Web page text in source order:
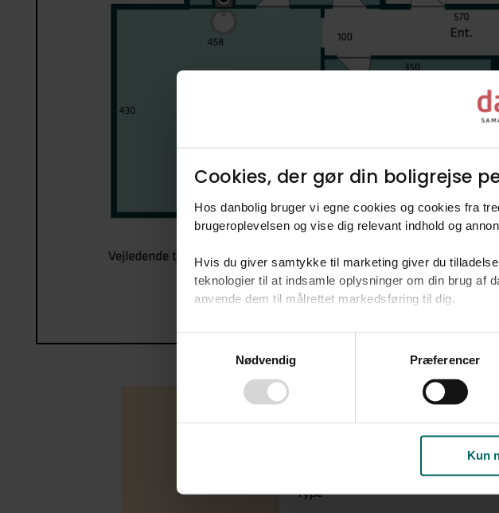
Cookies, der gør din boligrejse
Hos danbolig bruger vi egne cookies og cookies fra
brugeroplevelsen og vise dig relevant indhold og
Hvis du giver samtykke til marketing giver du
teknologier til at indsamle oplysninger om din brug af
anvende dem til målrettet markedsføring til dig.​
Ved at klikke på ”OK” giver du samtykke til alle
tilbagekalde dit samtykke ved at følge linket til vores
Consent
Nødvendig Præferencer
Kun
Type